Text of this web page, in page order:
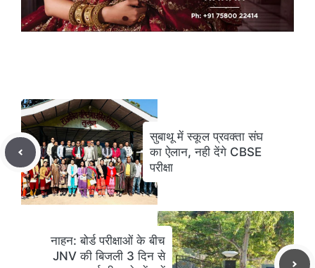
सुबाथू में स्कूल प्रवक्ता संघ
का ऐलान, नही देंगे CBSE
परीक्षा
नाहन: बोर्ड परीक्षाओं के बीच
JNV की बिजली 3 दिन से